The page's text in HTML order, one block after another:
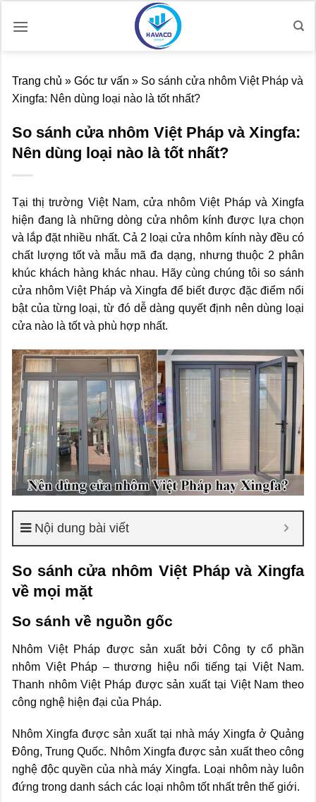
qua
Trang chủ » Góc tư vấn » So sánh cửa nhôm Việt Pháp và
Xingfa: Nên dùng loại nào là tốt nhất?
So sánh cửa nhôm Việt Pháp và Xingfa:
Nên dùng loại nào là tốt nhất?
Tại thị trường Việt Nam, cửa nhôm Việt Pháp và Xingfa
hiện đang là những dòng cửa nhôm kính được lựa chọn
và lắp đặt nhiều nhất. Cả 2 loại cửa nhôm kính này đều có
chất lượng tốt và mẫu mã đa dạng, nhưng thuộc 2 phân
khúc khách hàng khác nhau. Hãy cùng chúng tôi so sánh
cửa nhôm Việt Pháp và Xingfa để biết được đặc điểm nổi
bật của từng loại, từ đó dễ dàng quyết định nên dùng loại
cửa nào là tốt và phù hợp nhất.
Nội dung bài viết
So sánh cửa nhôm Việt Pháp và Xingfa
về mọi mặt
So sánh về nguồn gốc
Nhôm Việt Pháp được sản xuất bởi Công ty cổ phần
nhôm Việt Pháp – thương hiệu nổi tiếng tại Việt Nam.
Thanh nhôm Việt Pháp được sản xuất tại Việt Nam theo
công nghệ hiện đại của Pháp.
Nhôm Xingfa được sản xuất tại nhà máy Xingfa ở Quảng
Đông, Trung Quốc. Nhôm Xingfa được sản xuất theo công
nghệ độc quyền của nhà máy Xingfa. Loại nhôm này luôn
đứng trong danh sách các loại nhôm tốt nhất trên thế giới.